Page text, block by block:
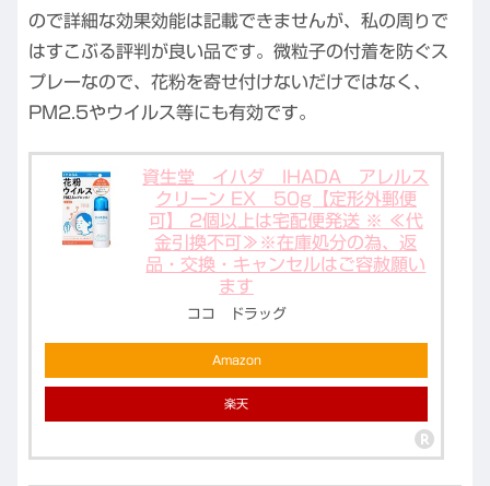
ので詳細な効果効能は記載できませんが、私の周りで
はすこぶる評判が良い品です。微粒子の付着を防ぐス
プレーなので、花粉を寄せ付けないだけではなく、
PM2.5やウイルス等にも有効です。
資生堂 イハダ IHADA アレルス
クリーン EX 50g【定形外郵便
可】 2個以上は宅配便発送 ※ ≪代
金引換不可≫※在庫処分の為、返
品・交換・キャンセルはご容赦願い
ます
ココ ドラッグ
Amazon
楽天